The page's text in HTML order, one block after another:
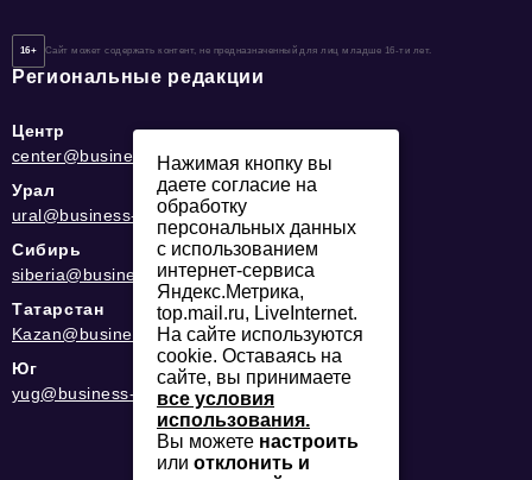
16+ Сайт может содержать контент, не предназначенный для лиц младше 16-ти лет.
Региональные редакции
Центр
center@business-magazine.online
Урал
ural@business-magazine.online
Сибирь
siberia@business-magazine.online
Татарстан
Kazan@business-magazine.online
Юг
yug@business-magazine.online
Нажимая кнопку вы
даете согласие на
обработку
персональных данных
с использованием
интернет-сервиса
Яндекс.Метрика,
top.mail.ru, LiveInternet.
На сайте используются
cookie. Оставаясь на
сайте, вы принимаете
все условия
использования.
Вы можете настроить
или отклонить и